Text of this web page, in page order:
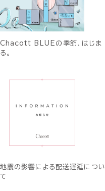
Chacott BLUEの季節、はじま
る。
地震の影響による配送遅延につい
て